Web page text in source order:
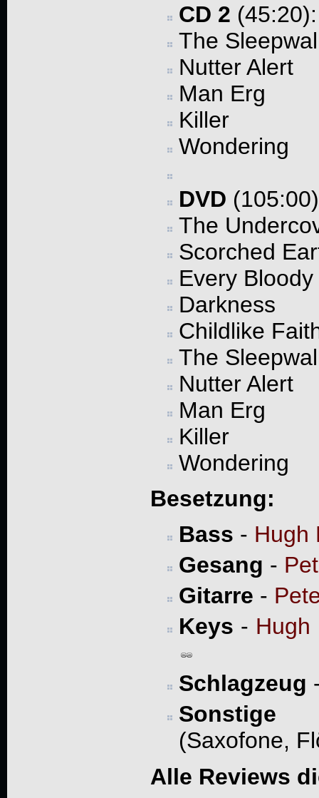
CD 2 (45:20):
The
Nutter Alert
Man Erg
Killer
Wondering
DVD
The
Scorched
Every
Darkness
Childlike
The
Nutter Alert
Man Erg
Killer
Wondering
Besetzung:
Bass - Hugh
Gesang -
Gitarre -
Keys - Hugh
Schlagzeug
Sonstige
(Saxofone,
Alle Reviews